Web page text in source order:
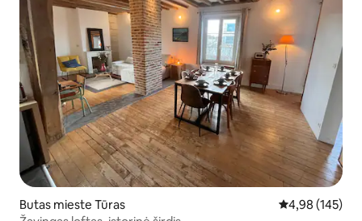
Butas mieste Tūras Vidutinis
4,98 (145)